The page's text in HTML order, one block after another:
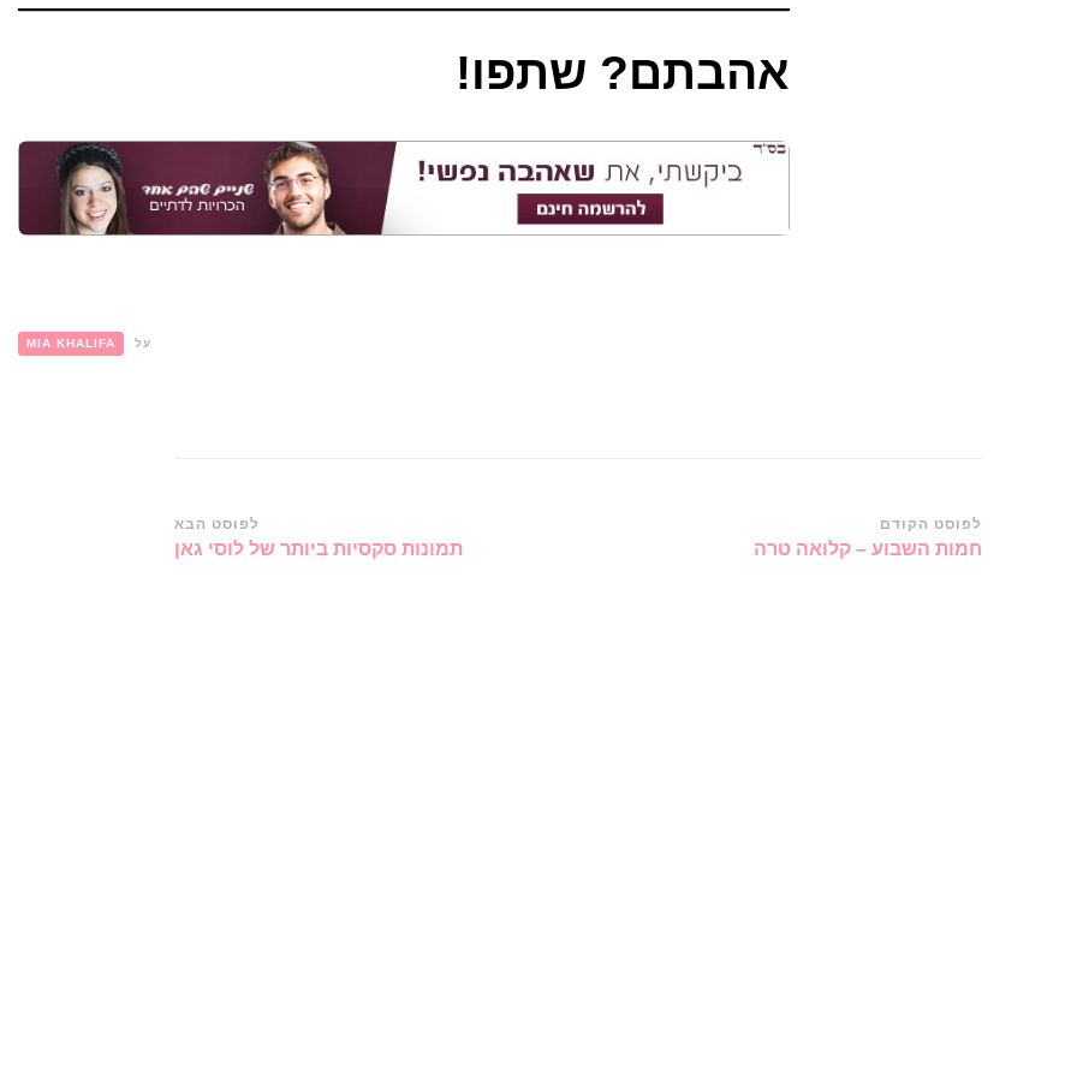
אהבתם? שתפו!
על MIA KHALIFA
ניווט
ברשומות
לפוסט הקודם
חמות השבוע – קלואה טרה
לפוסט הבא
תמונות סקסיות ביותר של לוסי גאן